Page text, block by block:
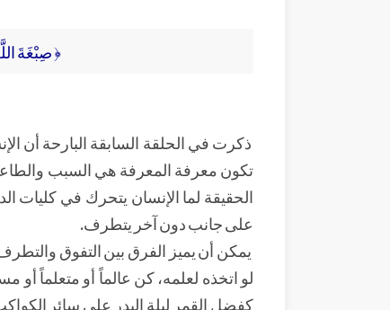
﴿ صِبْغَةَ
ذكرت في الحلقة السابقة البارحة أن
تكون معرفة المعرفة هي السبب
الحقيقة لما الإنسان يتحرك في كليات
على جانب دون آخر يتطرف.
يمكن أن يميز الفرق بين التفوق
لو اتخذه لعلمه، كن عالماً أو متعلماً
كفضل القمر ليلة البدر على سائر